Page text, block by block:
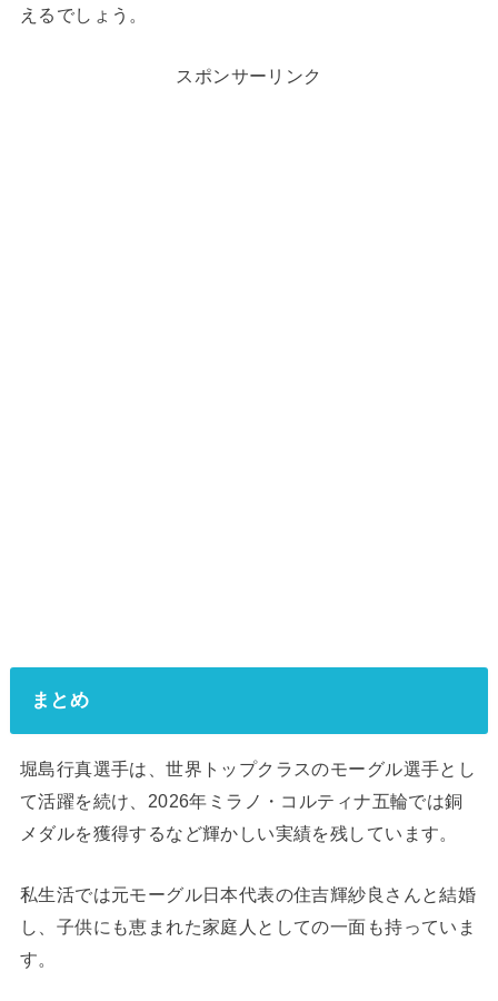
えるでしょう。
スポンサーリンク
まとめ
堀島行真選手は、世界トップクラスのモーグル選手とし
て活躍を続け、2026年ミラノ・コルティナ五輪では銅
メダルを獲得するなど輝かしい実績を残しています。
私生活では元モーグル日本代表の住吉輝紗良さんと結婚
し、子供にも恵まれた家庭人としての一面も持っていま
す。